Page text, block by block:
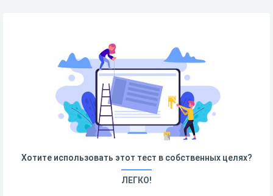
Хотите использовать этот тест в собственных целях?
ЛЕГКО!